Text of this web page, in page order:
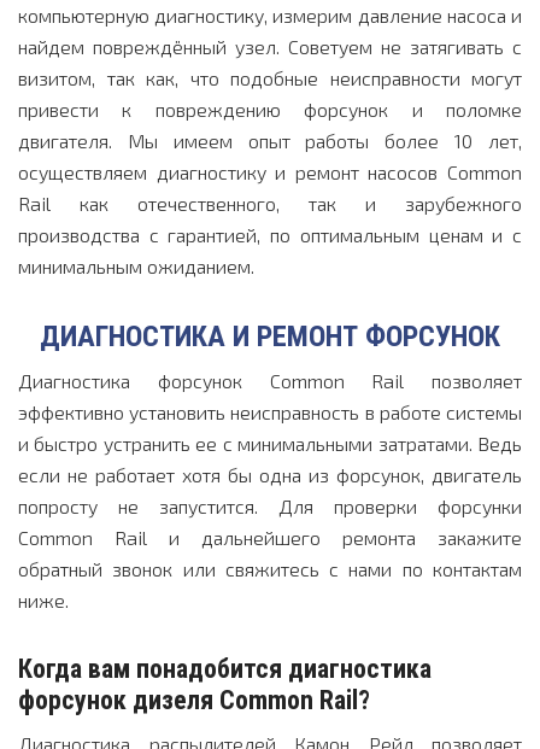
компьютерную диагностику, измерим давление насоса и
найдем повреждённый узел. Советуем не затягивать с
визитом, так как, что подобные неисправности могут
привести к повреждению форсунок и поломке
двигателя. Мы имеем опыт работы более 10 лет,
осуществляем диагностику и ремонт насосов Common
Rail как отечественного, так и зарубежного
производства с гарантией, по оптимальным ценам и с
минимальным ожиданием.
ДИАГНОСТИКА И РЕМОНТ ФОРСУНОК
Диагностика форсунок Common Rail позволяет
эффективно установить неисправность в работе системы
и быстро устранить ее с минимальными затратами. Ведь
если не работает хотя бы одна из форсунок, двигатель
попросту не запустится. Для проверки форсунки
Common Rail и дальнейшего ремонта закажите
обратный звонок или свяжитесь с нами по контактам
ниже.
Когда вам понадобится диагностика
форсунок дизеля Common Rail?
Диагностика распылителей Камон Рейл позволяет